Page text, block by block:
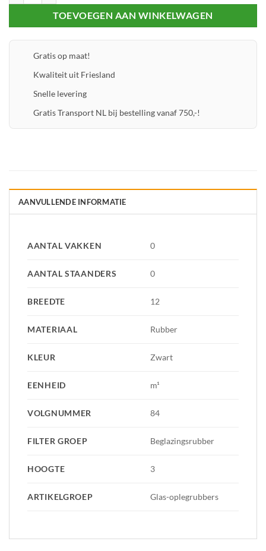
TOEVOEGEN AAN WINKELWAGEN
Gratis op maat!
Kwaliteit uit Friesland
Snelle levering
Gratis Transport NL bij bestelling vanaf 750,-!
AANVULLENDE INFORMATIE
AANTAL VAKKEN 0
AANTAL STAANDERS 0
BREEDTE 12
MATERIAAL Rubber
KLEUR Zwart
EENHEID m¹
VOLGNUMMER 84
FILTER GROEP Beglazingsrubber
HOOGTE 3
ARTIKELGROEP Glas-oplegrubbers